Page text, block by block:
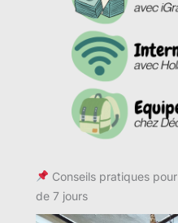
Conseils pratiques
de 7 jours